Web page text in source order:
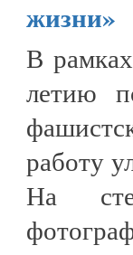
жизни»
В
летию
работу
На